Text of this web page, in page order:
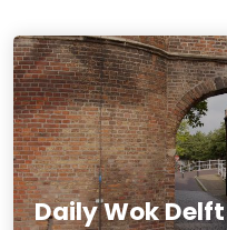
Daily Wok Delft